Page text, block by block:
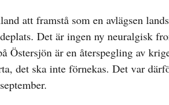
att framstå som en avlägsen
Det är ingen ny neuralgisk
Östersjön är en återspegling av
det ska inte förnekas. Det var